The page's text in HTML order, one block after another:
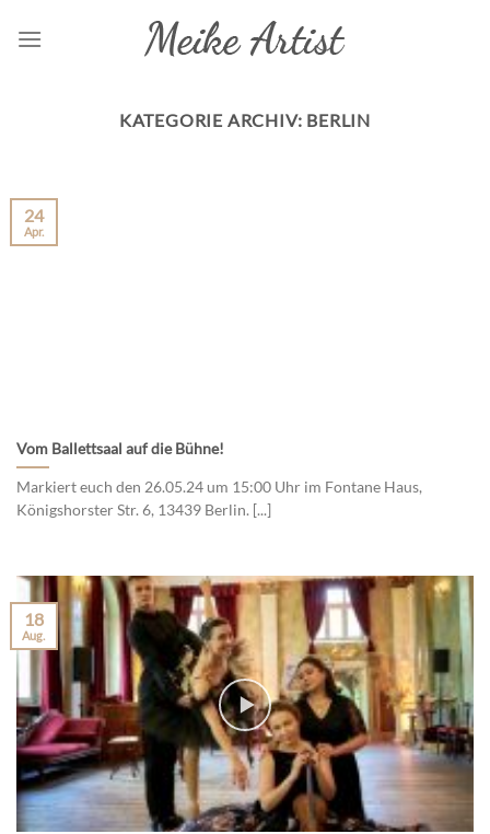
KATEGORIE ARCHIV: BERLIN
Vom Ballettsaal auf die Bühne!
Markiert euch den 26.05.24 um 15:00 Uhr im Fontane Haus,
Königshorster Str. 6, 13439 Berlin. [...]
24
Apr.
18
Aug.